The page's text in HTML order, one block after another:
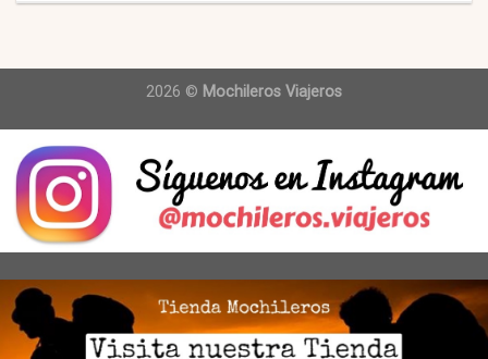
2026 © Mochileros Viajeros